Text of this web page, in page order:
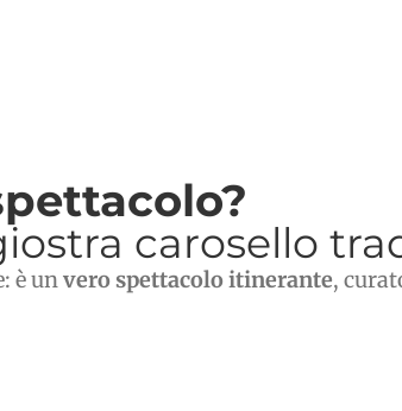
carosello
è unvero spettacolo itinerante,